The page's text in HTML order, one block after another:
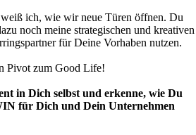
ich, wie wir neue Türen öffnen. Du
noch meine strategischen und kreativen
für Deine Vorhaben nutzen.
Pivot zum Good Life!
in Dich selbst und erkenne, wie Du
für Dich und Dein Unternehmen